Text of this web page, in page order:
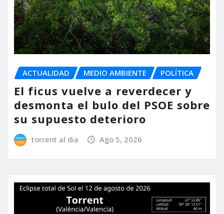
ACTUALIDAD MEDIO AMBIENTE POLÍTICA
El ficus vuelve a reverdecer y
desmonta el bulo del PSOE sobre
su supuesto deterioro
torrent al dia Ago 5, 2026